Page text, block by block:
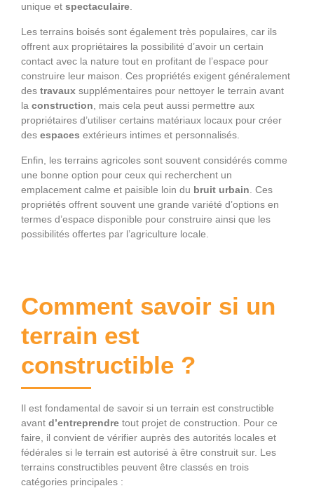
unique et spectaculaire
Les terrains boisés sont également très populaires, car ils
offrent aux propriétaires la possibilité d’avoir un certain
contact avec la nature tout en profitant de l’espace pour
construire leur maison. Ces propriétés exigent généralement
des travaux supplémentaires pour nettoyer le terrain avant
la construction , mais cela peut aussi permettre aux
propriétaires d’utiliser certains matériaux locaux pour créer
des espaces extérieurs intimes et personnalisés.
Enfin, les terrains agricoles sont souvent considérés comme
une bonne option pour ceux qui recherchent un
emplacement calme et paisible loin du bruit urbain . Ces
propriétés offrent souvent une grande variété d’options en
termes d’espace disponible pour construire ainsi que les
possibilités offertes par l’agriculture locale.
Comment savoir si un
terrain est
constructible ?
Il est fondamental de savoir si un terrain est constructible
avant d’entreprendre tout projet de construction. Pour ce
faire, il convient de vérifier auprès des autorités locales et
fédérales si le terrain est autorisé à être construit sur. Les
terrains constructibles peuvent être classés en trois
catégories principales :